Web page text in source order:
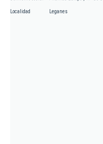
Localidad Leganes